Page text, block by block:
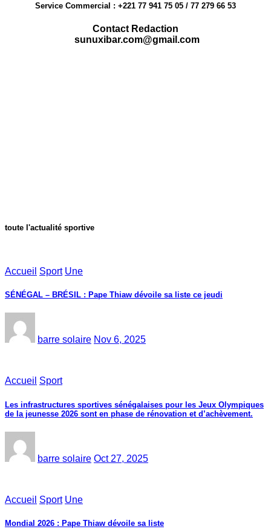
Service Commercial : +221 77 941 75 05 / 77 279 66 53
Contact Redaction
sunuxibar.com@gmail.com
toute l'actualité sportive
Accueil Sport Une
SÉNÉGAL – BRÉSIL : Pape Thiaw dévoile sa liste ce jeudi
barre solaire Nov 6, 2025
Accueil Sport
Les infrastructures sportives sénégalaises pour les Jeux Olympiques
de la jeunesse 2026 sont en phase de rénovation et d’achèvement.
barre solaire Oct 27, 2025
Accueil Sport Une
Mondial 2026 : Pape Thiaw dévoile sa liste